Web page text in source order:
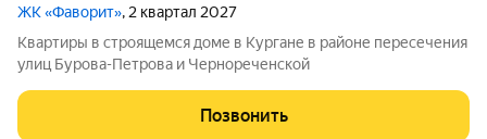
ЖК «Фаворит», 2 квартал 2027
Квартиры в строящемся доме в Кургане в районе пересечения
улиц Бурова-Петрова и Чернореченской
Позвонить